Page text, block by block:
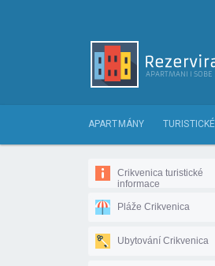
APARTMÁNY
Crikvenica turistické
informace
Pláže Crikvenica
Ubytování Crikvenica